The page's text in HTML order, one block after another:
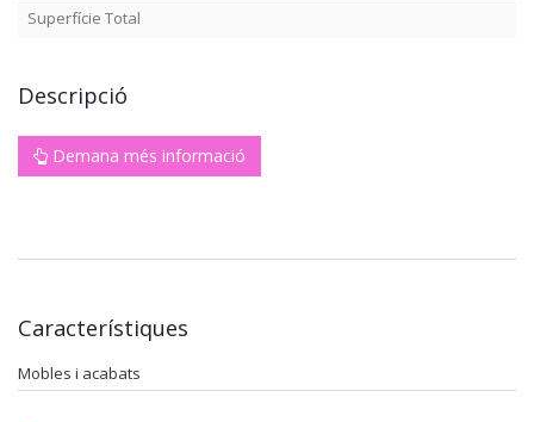
Superfície Total
Descripció
Demana més informació
Característiques
Mobles i acabats